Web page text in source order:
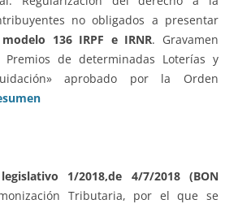
no obligados a presentar
modelo 136 IRPF e IRNR. Gravamen
Premios de determinadas Loterías y
aprobado por la Orden
1/2018,de 4/7/2018 (BON
Tributaria, por el que se